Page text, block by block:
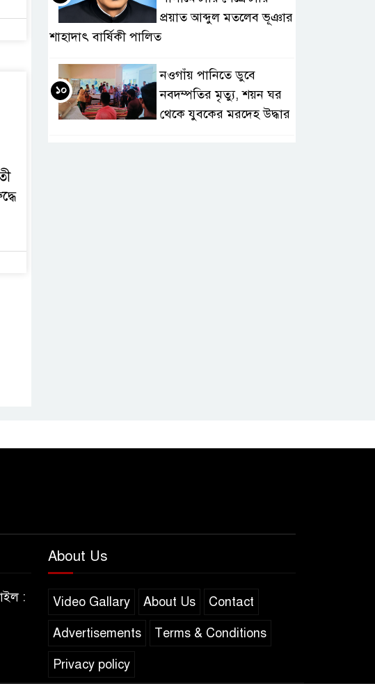
প্রয়াত আব্দুল মতলেব ভূঞার
শাহাদাৎ বার্ষিকী পালিত
নওগাঁয় পানিতে ডুবে
নবদম্পতির মৃত্যু, শয়ন ঘর
থেকে যুবকের মরদেহ উদ্ধার
১০
:
About Us
Video Gallary About Us Contact
Advertisements Terms & Conditions
Privacy policy